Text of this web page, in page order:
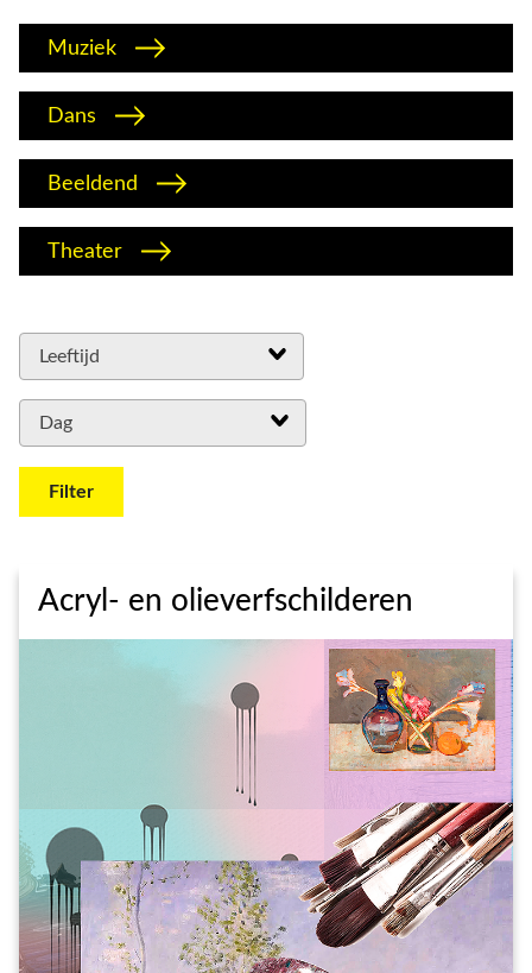
Muziek
Dans
Beeldend
Theater
Leeftijd
Dag
Filter
Acryl- en olieverfschilderen